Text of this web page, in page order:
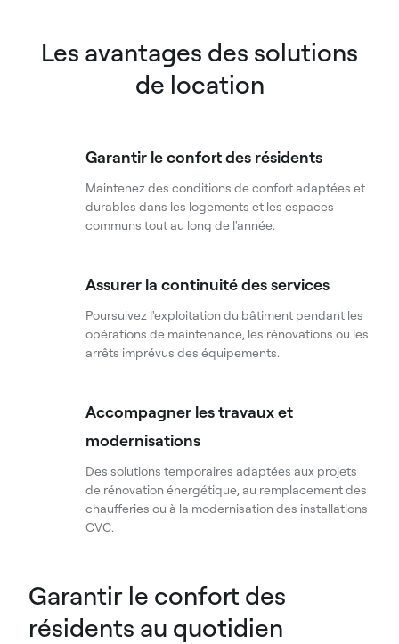
Les avantages des solutions
de location
Garantir le confort des résidents
Maintenez des conditions de confort adaptées et
durables dans les logements et les espaces
communs tout au long de l'année.
Assurer la continuité des services
Poursuivez l'exploitation du bâtiment pendant les
opérations de maintenance, les rénovations ou les
arrêts imprévus des équipements.
Accompagner les travaux et
modernisations
Des solutions temporaires adaptées aux projets
de rénovation énergétique, au remplacement des
chaufferies ou à la modernisation des installations
CVC.
Garantir le confort des
résidents au quotidien